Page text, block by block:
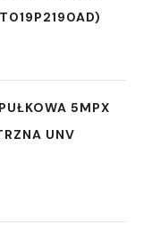
5MPX
UNV